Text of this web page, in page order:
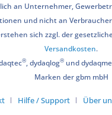
an Unternehmer,
und nicht an Verbraucher
sich zzgl. der
Versandkosten.
®, dydaqlog®und
Marken der gbm mbH
Hilfe / Support Über